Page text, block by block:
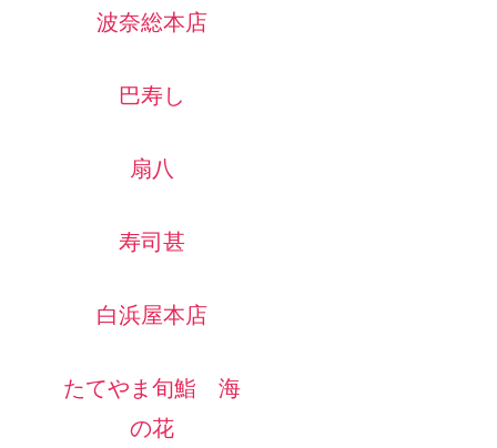
波奈総本店
巴寿し
扇八
寿司甚
白浜屋本店
たてやま旬鮨 海
の花